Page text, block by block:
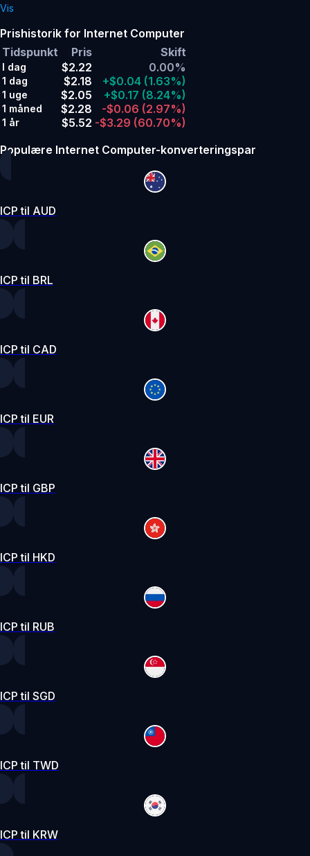
Vis
Prishistorik for Internet Computer
Tidspunkt
Pris Skift
I dag $2.22 0.00%
1 dag $2.18 +$0.04 (1.63%)
1 uge $2.05 +$0.17 (8.24%)
1 måned $2.28 -$0.06 (2.97%)
1 år $5.52 -$3.29 (60.70%)
Populære Internet Computer-konverteringspar
ICP til AUD
ICP til BRL
ICP til CAD
ICP til EUR
ICP til GBP
ICP til HKD
ICP til RUB
ICP til SGD
ICP til TWD
ICP til KRW